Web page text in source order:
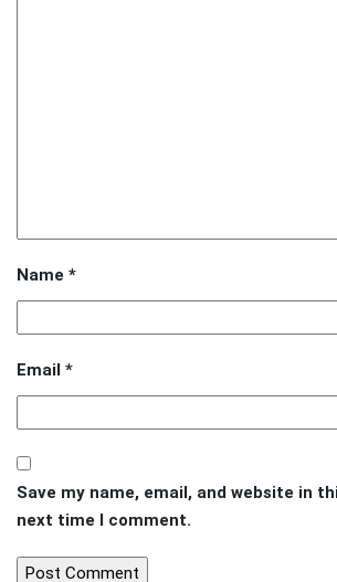
Name *
Email *
Save my name, email, and website in
next time I comment.